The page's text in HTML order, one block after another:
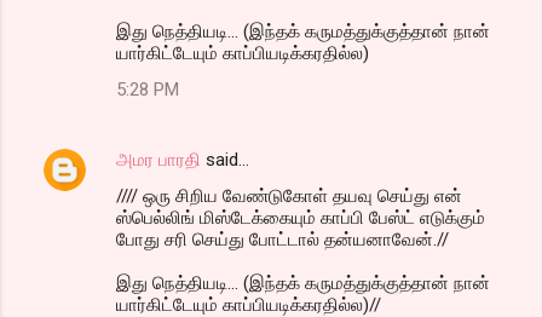
இது நெத்தியடி... (இந்தக் கருமத்துக்குத்தான் நான்
யார்கிட்டேயும் காப்பியடிக்கரதில்ல)
5:28 PM
அமர பாரதி said…
//// ஒரு சிறிய வேண்டுகோள் தயவு செய்து என்
ஸ்பெல்லிங் மிஸ்டேக்கையும் காப்பி பேஸ்ட் எடுக்கும்
போது சரி செய்து போட்டால் தன்யனாவேன்.//
இது நெத்தியடி... (இந்தக் கருமத்துக்குத்தான் நான்
யார்கிட்டேயும் காப்பியடிக்கரதில்ல)//